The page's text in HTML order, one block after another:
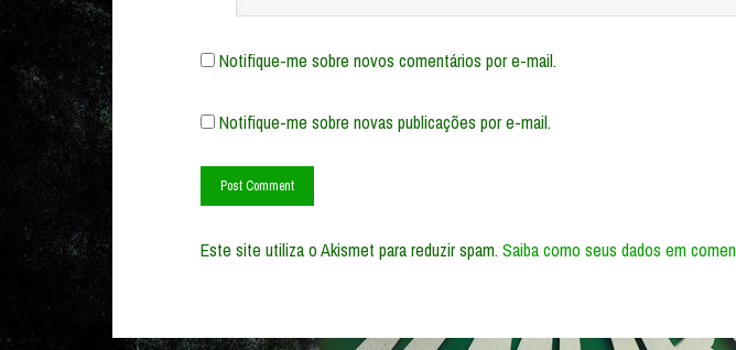
Notifique-me sobre novos comentários por e-mail.
Notifique-me sobre novas publicações por e-mail.
Este site utiliza o Akismet para reduzir spam.Saiba como seus dados em